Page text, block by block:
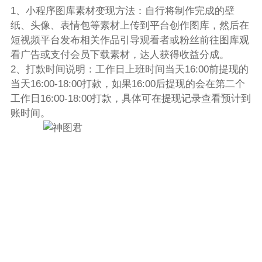
1、小程序图库素材变现方法：自行将制作完成的壁
纸、头像、表情包等素材上传到平台创作图库，然后在
短视频平台发布相关作品引导观看者或粉丝前往图库观
看广告或支付会员下载素材，达人获得收益分成。
2、打款时间说明：工作日上班时间当天16:00前提现的
当天16:00-18:00打款，如果16:00后提现的会在第二个
工作日16:00-18:00打款，具体可在提现记录查看预计到
账时间。